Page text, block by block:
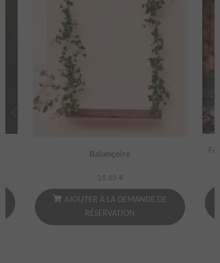
Balançoire
25.00 €
AJOUTER À LA DEMANDE DE
RÉSERVATION